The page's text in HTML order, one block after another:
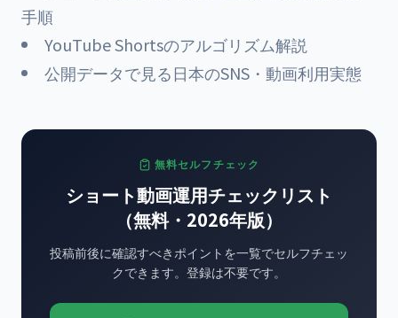
手順
YouTube Shortsのアルゴリズム解説
公開データで見る日本のSNS・動画利用実態
無料セルフチェック
ショート動画運用チェックリスト
（無料・2026年版）
投稿前後に確認すべきポイントを一覧でセルフチェッ
クできます。登録は不要です。